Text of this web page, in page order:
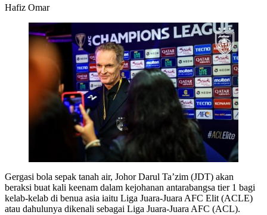
Hafiz Omar
Gergasi bola sepak tanah air, Johor Darul Ta’zim (JDT) akan
beraksi buat kali keenam dalam kejohanan antarabangsa tier 1 bagi
kelab-kelab di benua asia iaitu Liga Juara-Juara AFC Elit (ACLE)
atau dahulunya dikenali sebagai Liga Juara-Juara AFC (ACL).